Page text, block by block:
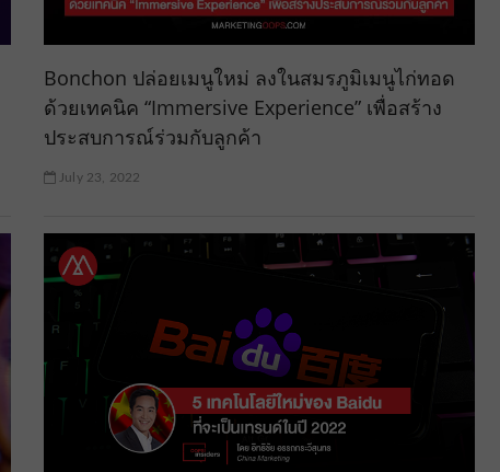
Bonchon ปล่อยเมนูใหม่ ลงในสมรภูมิเมนูไก่ทอด
ด้วยเทคนิค “Immersive Experience” เพื่อสร้าง
ประสบการณ์ร่วมกับลูกค้า
July 23, 2022